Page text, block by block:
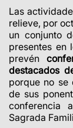
Las
relieve, por
un conjunto
presentes en
prevén
destacados
porque no se
de sus
conferencia
Sagrada